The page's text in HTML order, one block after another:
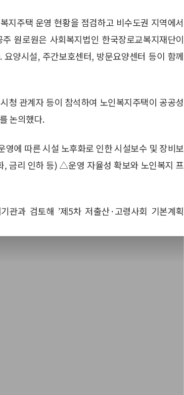
지주택 운영 현황을 점검하고 비수도권 지역에서
원로원은 사회복지법인 한국장로교복지재단이
양시설, 주간보호센터, 방문요양센터 등이 함께
청 관계자 등이 참석하여 노인복지주택이 공공성
논의했다.
에 따른 시설 노후화로 인한 시설보수 및 장비보
금리 인하 등) △운영 자율성 확보와 노인복지 프
과 검토해 ’제5차 저출산·고령사회 기본계획